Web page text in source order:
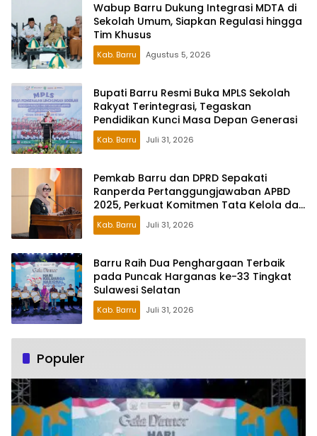
Wabup Barru Dukung Integrasi MDTA di
Sekolah Umum, Siapkan Regulasi hingga
Tim Khusus
Kab. Barru Agustus 5, 2026
Bupati Barru Resmi Buka MPLS Sekolah
Rakyat Terintegrasi, Tegaskan
Pendidikan Kunci Masa Depan Generasi
Kab. Barru Juli 31, 2026
Pemkab Barru dan DPRD Sepakati
Ranperda Pertanggungjawaban APBD
2025, Perkuat Komitmen Tata Kelola dan
Perlindungan Anak
Kab. Barru Juli 31, 2026
Barru Raih Dua Penghargaan Terbaik
pada Puncak Harganas ke-33 Tingkat
Sulawesi Selatan
Kab. Barru Juli 31, 2026
Populer